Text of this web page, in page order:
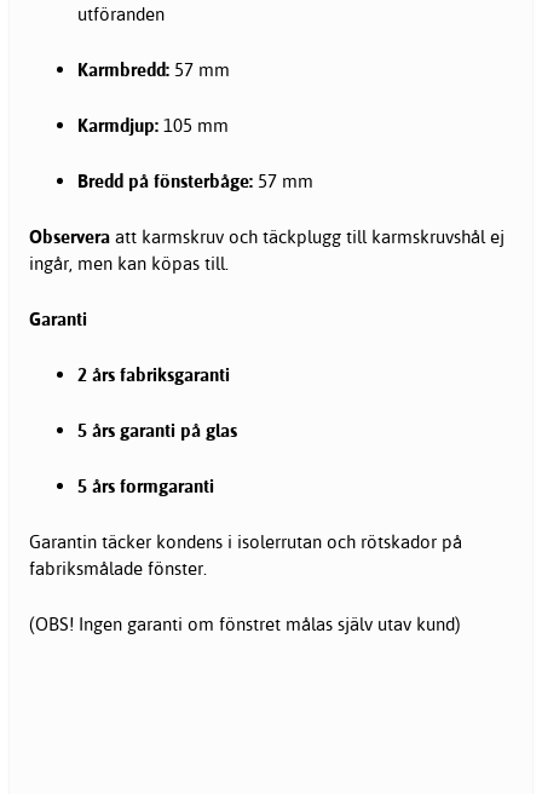
utföranden
Karmbredd: 57 mm
Karmdjup: 105 mm
Bredd på fönsterbåge: 57 mm
Observera att karmskruv och täckplugg till karmskruvshål ej
ingår, men kan köpas till.
Garanti
2 års fabriksgaranti
5 års garanti på glas
5 års formgaranti
Garantin täcker kondens i isolerrutan och rötskador på
fabriksmålade fönster.
(OBS! Ingen garanti om fönstret målas själv utav kund)